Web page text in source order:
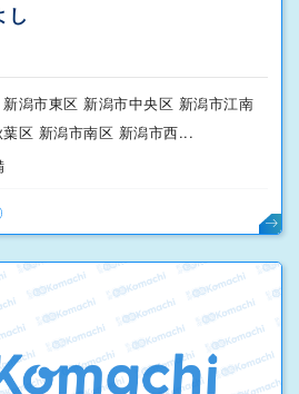
し
潟市東区 新潟市中央区 新潟市江南
区 新潟市南区 新潟市西...